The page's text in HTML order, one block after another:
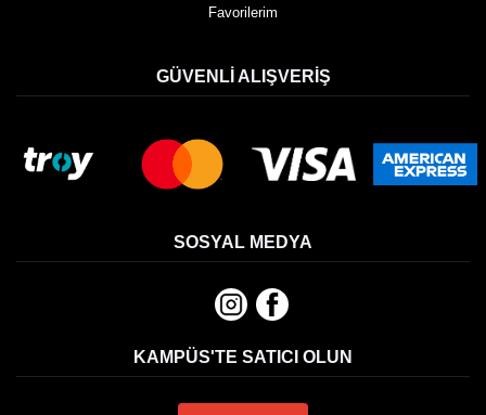
Favorilerim
GÜVENLI ALIŞVERIŞ
SOSYAL MEDYA
KAMPÜS'TE SATICI OLUN